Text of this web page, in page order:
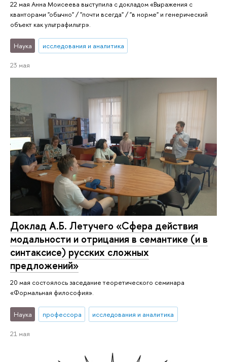
22 мая Анна Моисеева выступила с докладом «Выражения с
кванторами "обычно" / "почти всегда" / "в норме" и генерический
объект как ультрафильтр».
Наука исследования и аналитика
23 мая
Доклад А.Б. Летучего «Сфера действия
модальности и отрицания в семантике (и в
синтаксисе) русских сложных
предложений»
20 мая состоялось заседание теоретического семинара
«Формальная философия».
Наука профессора исследования и аналитика
21 мая